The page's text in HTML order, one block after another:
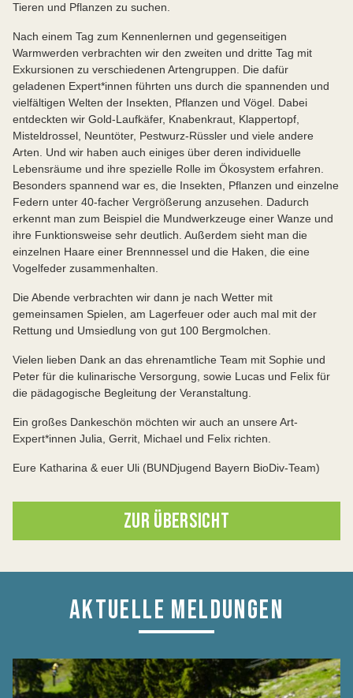
Tieren und Pflanzen zu suchen.
Nach einem Tag zum Kennenlernen und gegenseitigen
Warmwerden verbrachten wir den zweiten und dritte Tag mit
Exkursionen zu verschiedenen Artengruppen. Die dafür
geladenen Expert*innen führten uns durch die spannenden und
vielfältigen Welten der Insekten, Pflanzen und Vögel. Dabei
entdeckten wir Gold-Laufkäfer, Knabenkraut, Klappertopf,
Misteldrossel, Neuntöter, Pestwurz-Rüssler und viele andere
Arten. Und wir haben auch einiges über deren individuelle
Lebensräume und ihre spezielle Rolle im Ökosystem erfahren.
Besonders spannend war es, die Insekten, Pflanzen und einzelne
Federn unter 40-facher Vergrößerung anzusehen. Dadurch
erkennt man zum Beispiel die Mundwerkzeuge einer Wanze und
ihre Funktionsweise sehr deutlich. Außerdem sieht man die
einzelnen Haare einer Brennnessel und die Haken, die eine
Vogelfeder zusammenhalten.
Die Abende verbrachten wir dann je nach Wetter mit
gemeinsamen Spielen, am Lagerfeuer oder auch mal mit der
Rettung und Umsiedlung von gut 100 Bergmolchen.
Vielen lieben Dank an das ehrenamtliche Team mit Sophie und
Peter für die kulinarische Versorgung, sowie Lucas und Felix für
die pädagogische Begleitung der Veranstaltung.
Ein großes Dankeschön möchten wir auch an unsere Art-
Expert*innen Julia, Gerrit, Michael und Felix richten.
Eure Katharina & euer Uli (BUNDjugend Bayern BioDiv-Team)
ZUR ÜBERSICHT
AKTUELLE MELDUNGEN